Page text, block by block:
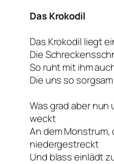
Das Krokodil
Das Krokodil liegt
Die
So ruht mit ihm
Die uns so
Was grad aber
weckt
An dem
niedergestreckt
Und blass einlädt